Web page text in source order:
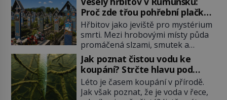
zahradu ani nedokážeme
představit. Její příběh je […]
dlouhou vlnu, která je na volném
moři takřka nepostřehnutelná.
Ačkoli je vlnová délka tsunami i 300
kilometrů, výška vlny na volném
moři je maximálně 1,5 metru.
Máme se podobné obří vlny obávat
i v Evropě? Vznik tsunami si […]
Proč zde třou pohřební plačky
bídu s nouzí?
Hřbitov jako jeviště pro mystérium
smrti. Mezi hrobovými místy půda
promáčená slzami, smutek a
vědomí konečnosti lidské existence.
Jsou ale výjimky, kde pohřební
plačky smutně žmoulají kapesníky
nikoli při smutečním obřadu, ale
při pohledu na výši vyměřené
Jak poznat čistou vodu ke
koupání? Strčte hlavu pod
hladinu!
Léto je časem koupání v přírodě.
Jak však poznat, že je voda v řece,